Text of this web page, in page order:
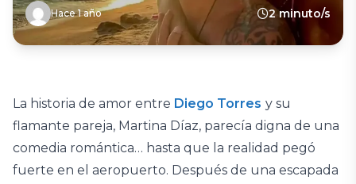
Hace 1 año 2 minuto/s
La historia de amor entre Diego Torres y su
flamante pareja, Martina Díaz, parecía digna de una
comedia romántica… hasta que la realidad pegó
fuerte en el aeropuerto. Después de una escapada